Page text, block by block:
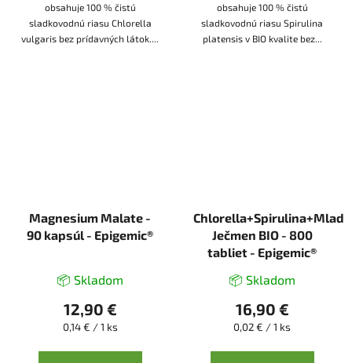
obsahuje 100 % čistú
sladkovodnú riasu Chlorella
vulgaris bez prídavných látok....
obsahuje 100 % čistú
sladkovodnú riasu Spirulina
platensis v BIO kvalite bez...
Magnesium Malate -
90 kapsúl - Epigemic®
📦 Skladom
12,90 €
Jednotková
0,14 € / 1 ks
Chlorella+Spirulina+Mladý
Ječmen BIO - 800
tabliet - Epigemic®
📦 Skladom
16,90 €
Jednotková
0,02 € / 1 ks